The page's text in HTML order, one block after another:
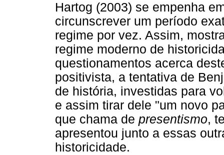
Hartog (2003) se empenha
circunscrever um período
regime por vez. Assim,
regime moderno de
questionamentos acerca
positivista, a tentativa de
de história, investidas para
e assim tirar dele "um novo
que chama de presentismo,
apresentou junto a essas
historicidade.